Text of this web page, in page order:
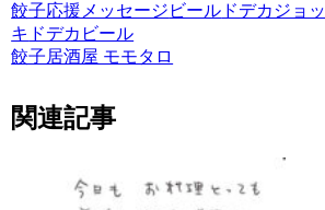
餃子応援メッセージ ビール ドデカジョッ
キ ドデカビール
餃子居酒屋 モモタロ
関連記事